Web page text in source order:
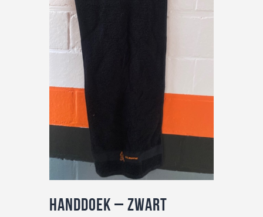
Nuttige info
Contact
Handdoek – zwart